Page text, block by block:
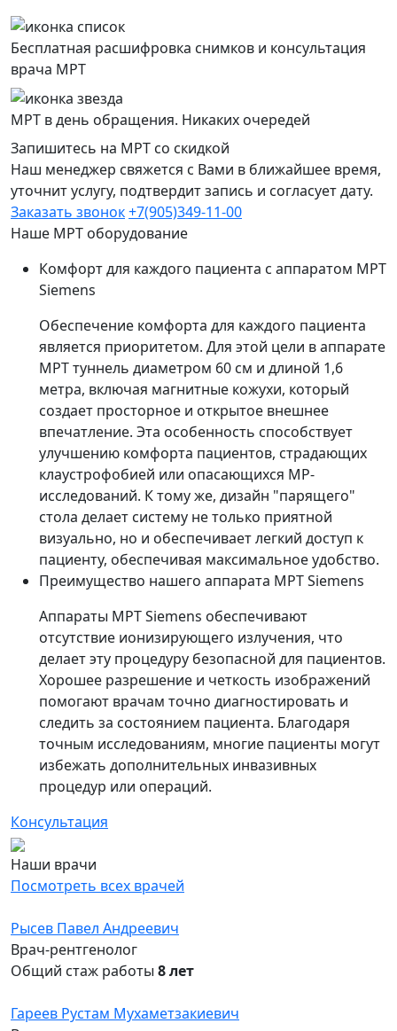
Бесплатная расшифровка снимков и консультация
врача МРТ
МРТ в день обращения. Никаких очередей
Запишитесь на МРТ со скидкой
Наш менеджер свяжется с Вами в ближайшее время,
уточнит услугу, подтвердит запись и согласует дату.
Заказать звонок+7(905)349-11-00
Наше МРТ оборудование
Комфорт для каждого пациента с аппаратом МРТ
Siemens
Обеспечение комфорта для каждого пациента
является приоритетом. Для этой цели в аппарате
МРТ туннель диаметром 60 см и длиной 1,6
метра, включая магнитные кожухи, который
создает просторное и открытое внешнее
впечатление. Эта особенность способствует
улучшению комфорта пациентов, страдающих
клаустрофобией или опасающихся МР-
исследований. К тому же, дизайн "парящего"
стола делает систему не только приятной
визуально, но и обеспечивает легкий доступ к
пациенту, обеспечивая максимальное удобство.
Преимущество нашего аппарата МРТ Siemens
Аппараты МРТ Siemens обеспечивают
отсутствие ионизирующего излучения, что
делает эту процедуру безопасной для пациентов.
Хорошее разрешение и четкость изображений
помогают врачам точно диагностировать и
следить за состоянием пациента. Благодаря
точным исследованиям, многие пациенты могут
избежать дополнительных инвазивных
процедур или операций.
Консультация
Наши врачи
Посмотреть всех врачей
Рысев Павел Андреевич
Врач-рентгенолог
Общий стаж работы 8 лет
Гареев Рустам Мухаметзакиевич